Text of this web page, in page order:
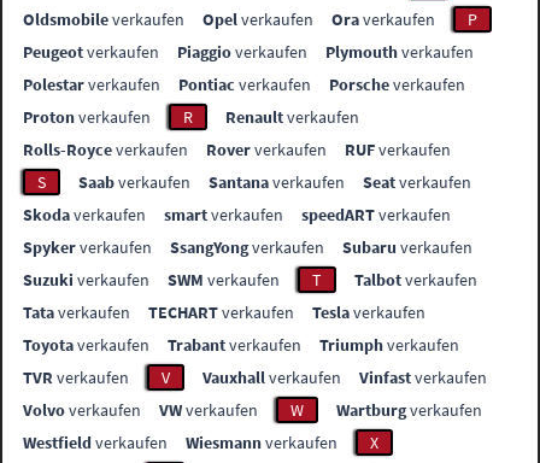
Oldsmobileverkaufen Opelverkaufen Oraverkaufen
P
Peugeotverkaufen Piaggioverkaufen Plymouthverkaufen
Polestarverkaufen Pontiac verkaufen Porscheverkaufen
Protonverkaufen R Renaultverkaufen
Rolls-Royceverkaufen Roververkaufen RUFverkaufen
S
Saabverkaufen Santanaverkaufen Seatverkaufen
Skodaverkaufen smartverkaufen speedARTverkaufen
Spykerverkaufen SsangYongverkaufen Subaru verkaufen
Suzuki verkaufen SWM verkaufen T Talbotverkaufen
Tataverkaufen TECHARTverkaufen Teslaverkaufen
Toyotaverkaufen Trabantverkaufen Triumphverkaufen
TVR verkaufen V Vauxhallverkaufen Vinfastverkaufen
Volvoverkaufen VWverkaufen W Wartburgverkaufen
Westfieldverkaufen Wiesmannverkaufen
X